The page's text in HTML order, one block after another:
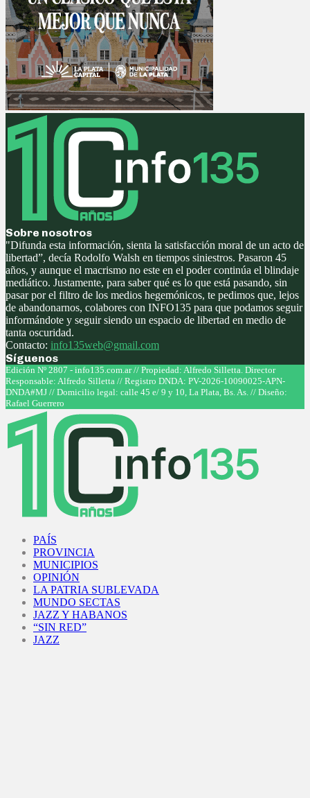
Sobre nosotros
"Difunda esta información, sienta la satisfacción moral de un acto de
libertad”, decía Rodolfo Walsh en tiempos siniestros. Pasaron 45
años, y aunque el macrismo no este en el poder continúa el blindaje
mediático. Justamente, para saber qué es lo que está pasando, sin
pasar por el filtro de los medios hegemónicos, te pedimos que, lejos
de abandonarnos, colabores con INFO135 para que podamos seguir
informándote y seguir siendo un espacio de libertad en medio de
tanta oscuridad.
Contacto: info135web@gmail.com
Síguenos
Facebook
Twitter
Instagram
Youtube
Edición Nº 2807 - info135.com.ar // Propiedad: Alfredo Silletta. Director
Responsable: Alfredo Silletta // Registro DNDA: PV-2026-10090025-APN-
DNDA#MJ // Domicilio legal: calle 45 e/ 9 y 10, La Plata, Bs. As. // Diseño:
Rafael Guerrero
PAÍS
PROVINCIA
MUNICIPIOS
OPINIÓN
LA PATRIA SUBLEVADA
MUNDO SECTAS
JAZZ Y HABANOS
“SIN RED”
JAZZ